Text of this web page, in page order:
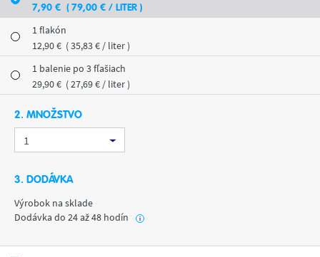
7,90 € ( 79,00 € / LITER )
1 flakón
12,90€ ( 35,83€ / liter )
1 balenie po 3 fľašiach
29,90€ ( 27,69€ / liter )
2. MNOŽSTVO
3. DODÁVKA
Výrobok na sklade
Dodávka do 24 až 48 hodín
i